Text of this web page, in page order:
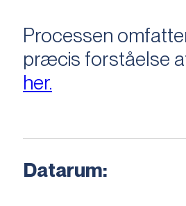
Processen
præcis forståelse
her.
Datarum: